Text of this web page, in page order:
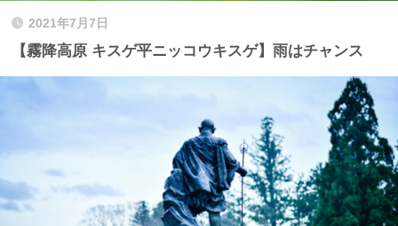
2021年7月7日
【霧降高原 キスゲ平ニッコウキスゲ】雨はチャンス